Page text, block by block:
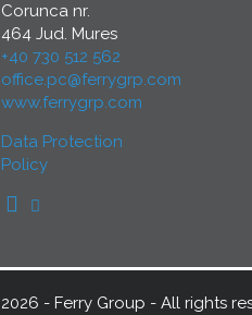
Corunca nr.
464 Jud. Mures
+40 730 512 562
office.pc@ferrygrp.com
www.ferrygrp.com
Data Protection
Policy
2026 - Ferry Group - All rights